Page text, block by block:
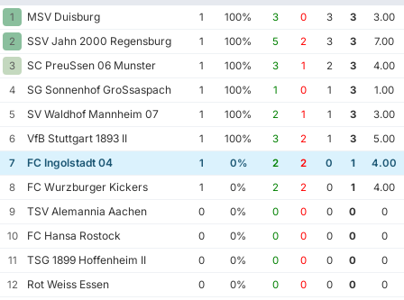
1 MSV Duisburg 1 100% 3 0 3 3
3.00
2
SSV Jahn 2000 Regensburg 1 100% 5 2 3 3
7.00
3
SC PreuSsen 06 Munster 1 100% 3 1 2 3
4.00
4
SG Sonnenhof GroSsaspach 1 100% 1 0 1 3
1.00
5
SV Waldhof Mannheim 07 1 100% 2 1 1 3
3.00
6
VfB Stuttgart 1893 II 1 100% 3 2 1 3
5.00
7
FC Ingolstadt 04 1 0% 2 2 0 1
4.00
8
FC Wurzburger Kickers 1 0% 2 2 0 1
4.00
9
TSV Alemannia Aachen 0 0% 0 0 0 0
0
10
FC Hansa Rostock 0 0% 0 0 0 0
0
11
TSG 1899 Hoffenheim II 0 0% 0 0 0 0
0
12
Rot Weiss Essen 0 0% 0 0 0 0
0